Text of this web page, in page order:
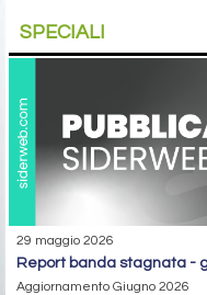
SPECIALI
29 maggio 2026
report banda stagnata -
Aggiornamento Giugno 2026